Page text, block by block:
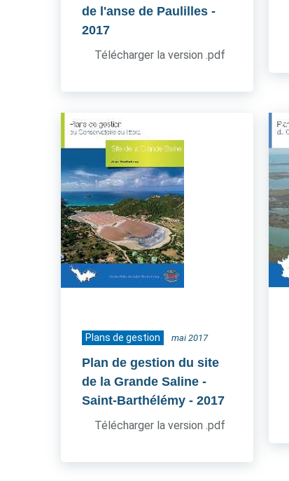
de l'anse de Paulilles -
2017
Télécharger la version .pdf
Plans de gestion mai 2017
Plan de gestion du site
de la Grande Saline -
Saint-Barthélémy - 2017
Télécharger la version .pdf